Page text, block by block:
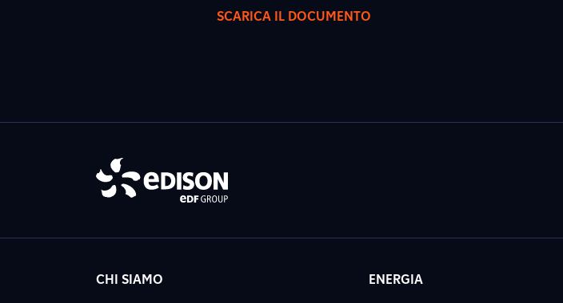
SCARICA IL DOCUMENTO
CHI SIAMO ENERGIA